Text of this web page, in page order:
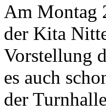
Am Montag
der Kita
Vorstellung
es auch
der